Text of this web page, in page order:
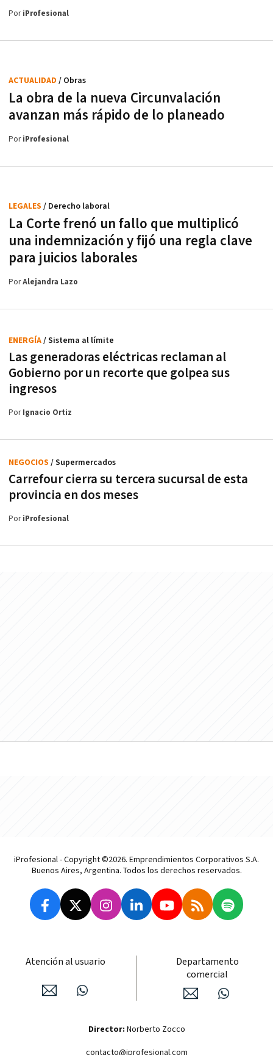
PoriProfesional
La obra de la nueva Circunvalación
avanzan más rápido de lo planeado
ACTUALIDAD / Obras
PoriProfesional
La Corte frenó un fallo que multiplicó
una indemnización y fijó una regla clave
para juicios laborales
LEGALES / Derecho laboral
PorAlejandra Lazo
Las generadoras eléctricas reclaman al
Gobierno por un recorte que golpea sus
ingresos
ENERGÍA/ Sistema al límite
PorIgnacio Ortiz
Carrefour cierra su tercera sucursal de esta
provincia en dos meses
NEGOCIOS / Supermercados
PoriProfesional
iProfesional - Copyright ©2026. Emprendimientos Corporativos S.A.
Buenos Aires, Argentina. Todos los derechos reservados.
Atención al usuario
Departamento
comercial
Director: Norberto Zocco